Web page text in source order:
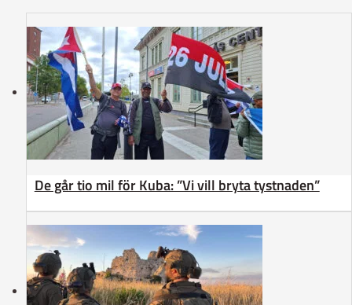
De går tio mil för Kuba: ”Vi vill bryta tystnaden”